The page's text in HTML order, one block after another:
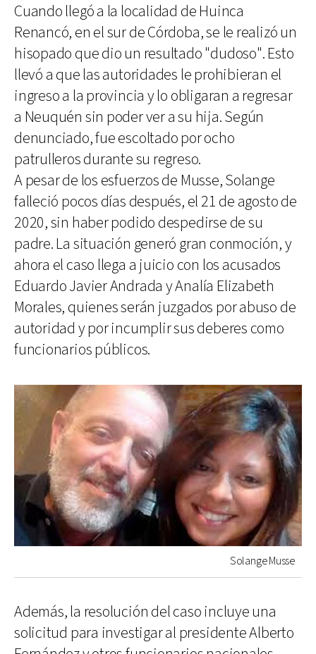
Cuando llegó a la localidad de Huinca
Renancó, en el sur de Córdoba, se le realizó un
hisopado que dio un resultado "dudoso". Esto
llevó a que las autoridades le prohibieran el
ingreso a la provincia y lo obligaran a regresar
a Neuquén sin poder ver a su hija. Según
denunciado, fue escoltado por ocho
patrulleros durante su regreso.
A pesar de los esfuerzos de Musse, Solange
falleció pocos días después, el 21 de agosto de
2020, sin haber podido despedirse de su
padre. La situación generó gran conmoción, y
ahora el caso llega a juicio con los acusados
Eduardo Javier Andrada y Analía Elizabeth
Morales, quienes serán juzgados por abuso de
autoridad y por incumplir sus deberes como
funcionarios públicos.
Solange Musse
Además, la resolución del caso incluye una
solicitud para investigar al presidente Alberto